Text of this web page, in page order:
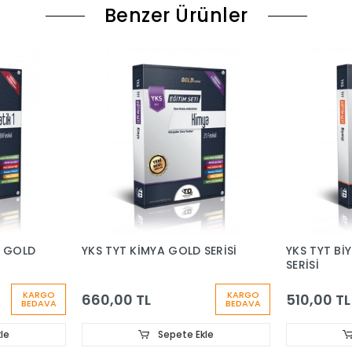
Benzer Ürünler
GOLD
KARGO
BEDAVA
YKS TYT KİMYA GOLD SERİSİ
660,00 TL KARGO
BEDAVA
Sepete Ekle
YKS TYT
SERİSİ
510,00 TL